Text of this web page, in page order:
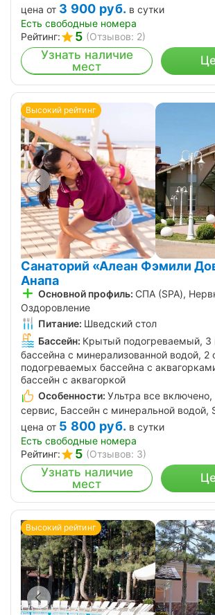
цена от 3 900 руб. в сутки
Есть свободные номера
Рейтинг:
5 (Отзывов: 2)
Узнать наличие
мест
Высокий рейтинг
Санаторий «Алеан Фэмили
Анапа
Основной профиль: СПА (SPA),
Оздоровление
Питание: Шведский стол
Бассейн: Крытый подогреваемый, 3
бассейна с минерализованной водой, 2
подогреваемых бассейна с
бассейн с аквагоркой
Особенности: Ультра все
сервис, Бассейн с минеральной водой,
цена от 5 800 руб. в сутки
Есть свободные номера
Рейтинг:
5 (Отзывов: 3)
Узнать наличие
мест
Высокий рейтинг